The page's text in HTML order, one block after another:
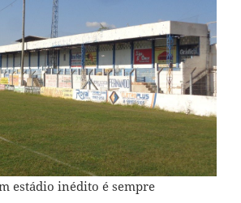
estádio inédito é sempre